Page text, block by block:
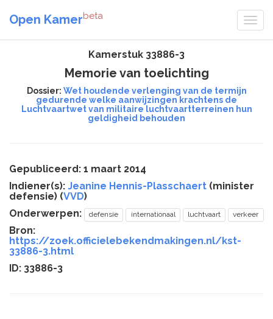
Open Kamerbeta
Kamerstuk 33886-3
Memorie van toelichting
Dossier: Wet houdende verlenging van de termijn
gedurende welke aanwijzingen krachtens de
Luchtvaartwet van militaire luchtvaartterreinen hun
geldigheid behouden
Gepubliceerd: 1 maart 2014
Indiener(s): Jeanine Hennis-Plasschaert (minister
defensie) (VVD)
Onderwerpen:
defensie internationaal luchtvaart verkeer
Bron:
https://zoek.officielebekendmakingen.nl/kst-
33886-3.html
ID: 33886-3